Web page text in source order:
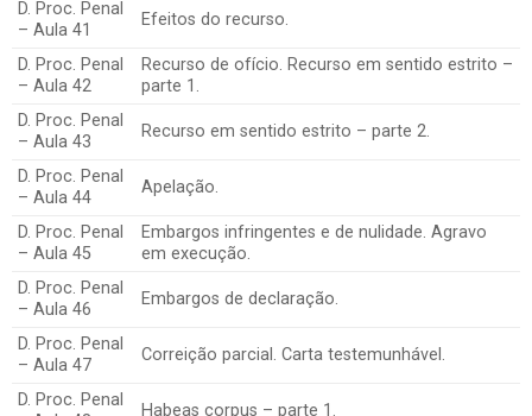
D. Proc. Penal
– Aula 41
Efeitos do recurso.
D. Proc. Penal
– Aula 42
Recurso de ofício. Recurso em sentido estrito –
parte 1.
D. Proc. Penal
– Aula 43
Recurso em sentido estrito – parte 2.
D. Proc. Penal
– Aula 44
Apelação.
D. Proc. Penal
– Aula 45
Embargos infringentes e de nulidade. Agravo
em execução.
D. Proc. Penal
– Aula 46
Embargos de declaração.
D. Proc. Penal
– Aula 47
Correição parcial. Carta testemunhável.
D. Proc. Penal
Habeas corpus – parte 1.